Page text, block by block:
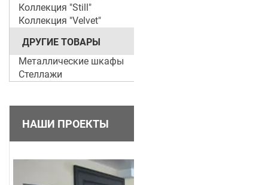
Коллекция "Still"
Коллекция "Velvet"
ДРУГИЕ ТОВАРЫ
Металлические шкафы
Стеллажи
НАШИ ПРОЕКТЫ